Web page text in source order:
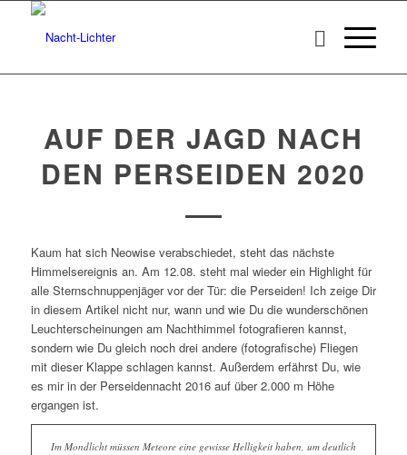
AUF DER JAGD NACH
DEN PERSEIDEN 2020
Kaum hat sich Neowise verabschiedet, steht das nächste
Himmelsereignis an. Am 12.08. steht mal wieder ein Highlight für
alle Sternschnuppenjäger vor der Tür: die Perseiden! Ich zeige Dir
in diesem Artikel nicht nur, wann und wie Du die wunderschönen
Leuchterscheinungen am Nachthimmel fotografieren kannst,
sondern wie Du gleich noch drei andere (fotografische) Fliegen
mit dieser Klappe schlagen kannst. Außerdem erfährst Du, wie
es mir in der Perseidennacht 2016 auf über 2.000 m Höhe
ergangen ist.
Im Mondlicht müssen Meteore eine gewisse Helligkeit haben, um deutlich